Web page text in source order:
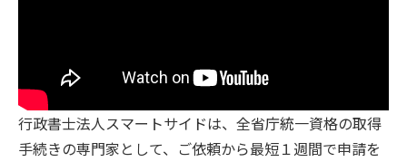
行政書士法人スマートサイドは、全省庁統一資格の取得
手続きの専門家として、ご依頼から最短１週間で申請を